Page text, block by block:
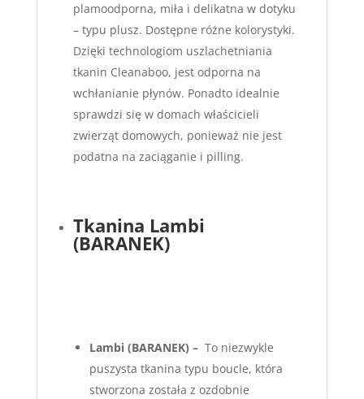
plamoodporna, miła i delikatna w dotyku
– typu plusz. Dostępne różne kolorystyki.
Dzięki technologiom uszlachetniania
tkanin Cleanaboo, jest odporna na
wchłanianie płynów. Ponadto idealnie
sprawdzi się w domach właścicieli
zwierząt domowych, ponieważ nie jest
podatna na zaciąganie i pilling.
Tkanina Lambi
(BARANEK)
Lambi (BARANEK) – To niezwykle
puszysta tkanina typu boucle, która
stworzona została z ozdobnie